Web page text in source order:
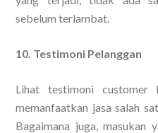
sebelum terlambat.
10. Testimoni Pelanggan
Lihat testimoni
memanfaatkan jasa salah
Bagaimana juga, masukan